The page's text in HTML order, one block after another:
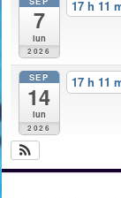
7
lun
2026
17 h 11
SEP
14
lun
2026
17 h 11